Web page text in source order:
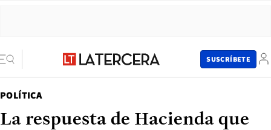
SUSCRÍBETE
POLÍTICA
La respuesta de Hacienda que